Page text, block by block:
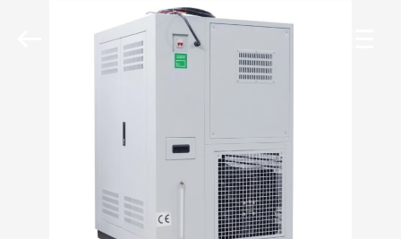
ΠΡΟΪΌΝΤΑ
ΠΕΡΊΠΟΥ